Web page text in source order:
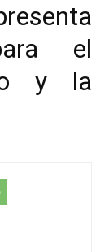
el
y la